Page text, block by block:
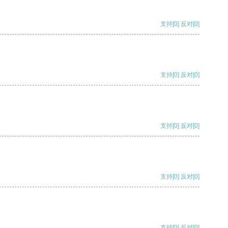
支持[0] 反对[0]
支持[0] 反对[0]
支持[0] 反对[0]
支持[0] 反对[0]